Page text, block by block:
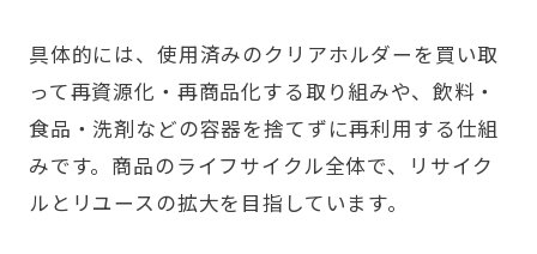
具体的には、使用済みのクリアホルダーを買い取
って再資源化・再商品化する取り組みや、飲料・
食品・洗剤などの容器を捨てずに再利用する仕組
みです。商品のライフサイクル全体で、リサイク
ルとリユースの拡大を目指しています。